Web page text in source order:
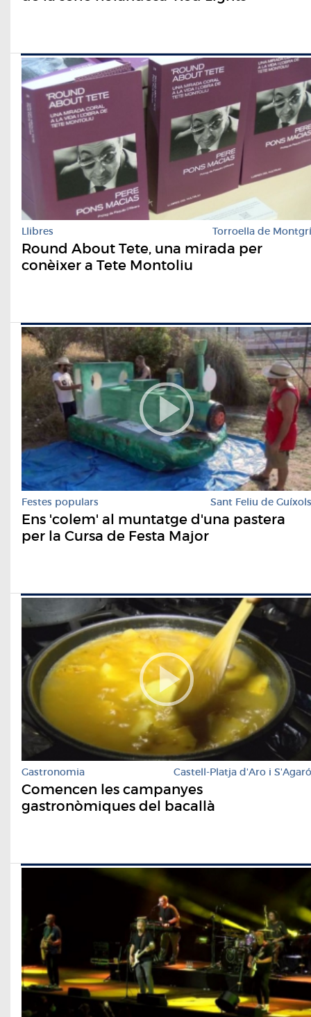
Llibres Torroella de Montgrí
Round About Tete, una mirada per
conèixer a Tete Montoliu
Festes populars Sant Feliu de Guíxols
Ens 'colem' al muntatge d'una pastera
per la Cursa de Festa Major
Gastronomia Castell-Platja d'Aro i S'Agaró
Comencen les campanyes
gastronòmiques del bacallà